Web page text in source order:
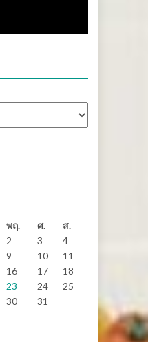
-“ตาปีเกมส์
จ้าภาพ “เมือง
...
Read More
พฤ. ศ.
ส.
2 3
4
9 10
11
16 17
18
23 24
25
30 31